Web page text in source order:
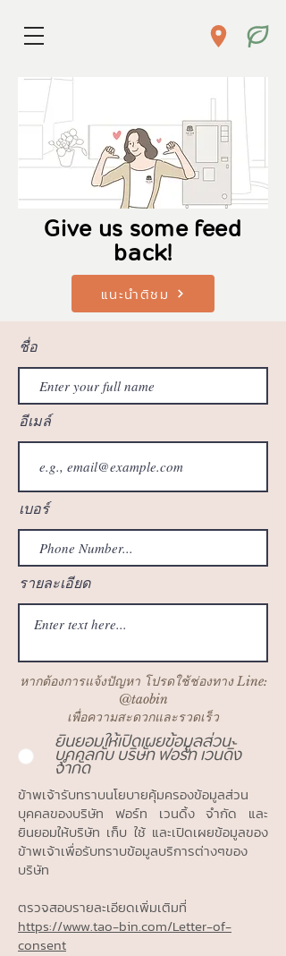
Give us some feed
back!
แนะนำติชม
ชื่อ
อีเมล์
เบอร์
รายละเอียด
หากต้องการแจ้งปัญหา โปรดใช้ช่องทาง Line:
@taobin
เพื่อความสะดวกและรวดเร็ว
ยินยอมให้เปิดเผยข้อมูลส่วน
บุคคลกับ บริษัท ฟอร์ท เวนดิ้ง
จำกัด
ข้าพเจ้ารับทราบนโยบายคุ้มครองข้อมูลส่วน
บุคคลของบริษัท ฟอร์ท เวนดิ้ง จำกัด และ
ยินยอมให้บริษัท เก็บ ใช้ และเปิดเผยข้อมูลของ
ข้าพเจ้าเพื่อรับทราบข้อมูลบริการต่างๆของ
บริษัท
ตรวจสอบรายละเอียดเพิ่มเติมที่
https://www.tao-bin.com/Letter-of-
consent